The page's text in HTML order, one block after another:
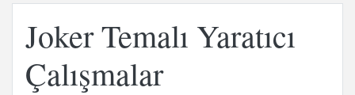
Joker Temalı Yaratıcı
Çalışmalar